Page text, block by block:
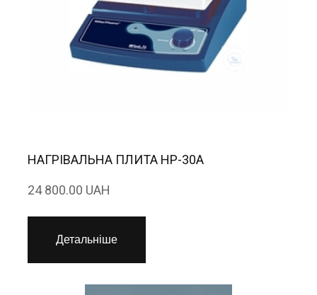
НАГРІВАЛЬНА ПЛИТА HP-30A
24 800.00 UAH
Детальніше